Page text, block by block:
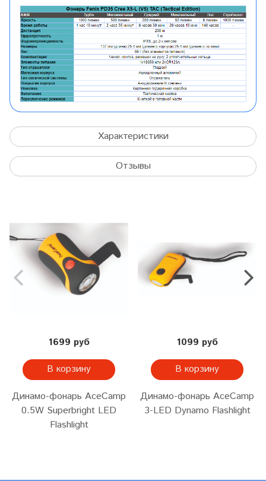
Характеристики
Отзывы
1699 руб
В корзину
Динамо-фонарь AceCamp
0.5W Superbright LED
Flashlight
1099 руб
В корзину
Динамо-фонарь AceCamp
3-LED Dynamo Flashlight